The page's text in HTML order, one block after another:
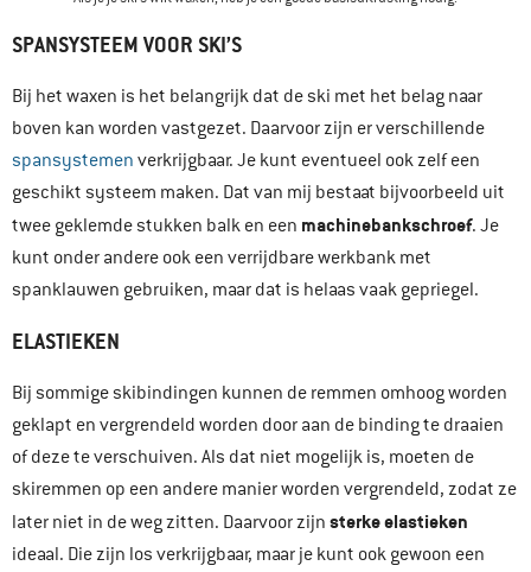
SPANSYSTEEM VOOR SKI’S
Bij het waxen is het belangrijk dat de ski met het belag naar
boven kan worden vastgezet. Daarvoor zijn er verschillende
spansystemen verkrijgbaar. Je kunt eventueel ook zelf een
geschikt systeem maken. Dat van mij bestaat bijvoorbeeld uit
twee geklemde stukken balk en een machinebankschroef. Je
kunt onder andere ook een verrijdbare werkbank met
spanklauwen gebruiken, maar dat is helaas vaak gepriegel.
ELASTIEKEN
Bij sommige skibindingen kunnen de remmen omhoog worden
geklapt en vergrendeld worden door aan de binding te draaien
of deze te verschuiven. Als dat niet mogelijk is, moeten de
skiremmen op een andere manier worden vergrendeld, zodat ze
later niet in de weg zitten. Daarvoor zijn sterke elastieken
ideaal. Die zijn los verkrijgbaar, maar je kunt ook gewoon een